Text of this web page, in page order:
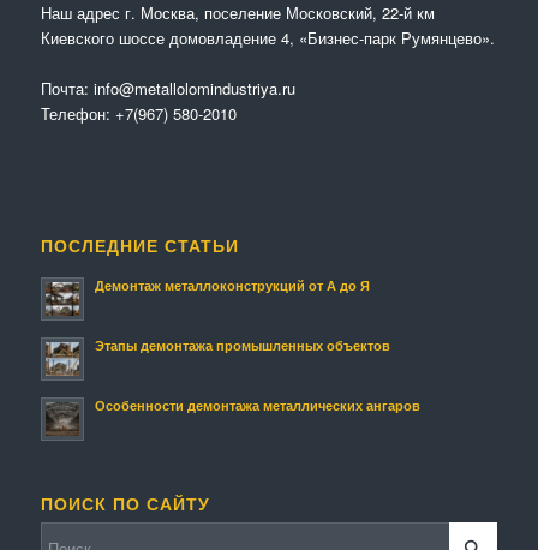
Наш адрес г. Москва, поселение Московский, 22-й км
Киевского шоссе домовладение 4, «Бизнес-парк Румянцево».
Почта: info@metallolomindustriya.ru
Телефон: +7(967) 580-2010
ПОСЛЕДНИЕ СТАТЬИ
Демонтаж металлоконструкций от А до Я
Этапы демонтажа промышленных объектов
Особенности демонтажа металлических ангаров
ПОИСК ПО САЙТУ